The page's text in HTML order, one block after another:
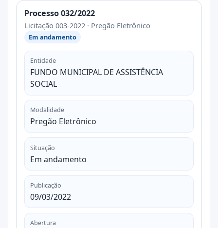
Processo 032/2022
Licitação 003-2022 · Pregão Eletrônico
Em andamento
Entidade
FUNDO MUNICIPAL DE ASSISTÊNCIA
SOCIAL
Modalidade
Pregão Eletrônico
Situação
Em andamento
Publicação
09/03/2022
Abertura